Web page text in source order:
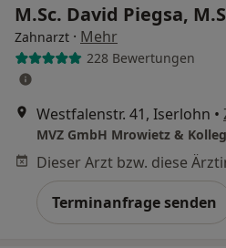
M.Sc. David Piegsa,
Zahnarzt · Mehr
228 Bewertungen
Westfalenstr. 41, Iserlohn •
MVZ GmbH Mrowietz &
Terminanfrage senden